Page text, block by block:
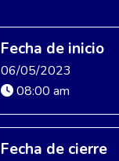
Fecha de inicio
06/05/2023
08:00 am
Fecha de cierre